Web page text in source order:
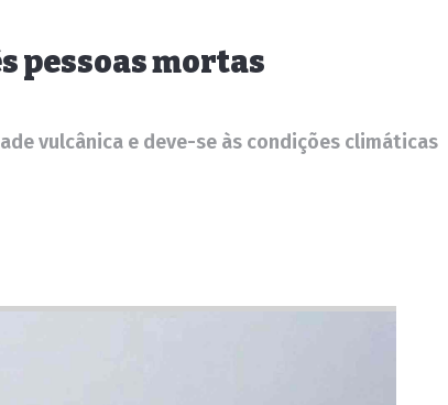
pessoas mortas
vulcânica e deve-se às condições climáticas